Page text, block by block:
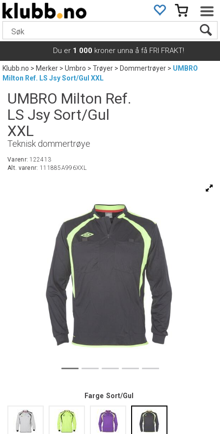
Du er 1 000 kroner unna å få FRI FRAKT!
Klubb.no>Merker>Umbro>Trøyer>Dommertrøyer>UMBRO
Milton Ref. LS Jsy Sort/Gul XXL
UMBRO Milton Ref.
LS Jsy Sort/Gul
XXL
Teknisk dommertrøye
Varenr:122413
Alt. varenr: 111885A996XXL
Farge Sort/Gul